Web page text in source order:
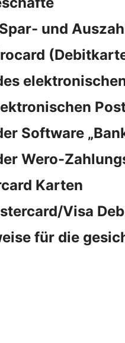
und
Software
Wero-
Karten
Visa
für die